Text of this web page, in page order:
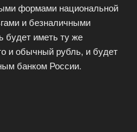
формами национальной
и безналичными
будет иметь ту же
и обычный рубль, и будет
банком России.